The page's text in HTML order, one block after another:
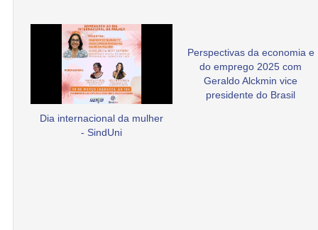
Dia internacional da mulher
- SindUni
Perspectivas da economia e
do emprego 2025 com
Geraldo Alckmin vice
presidente do Brasil